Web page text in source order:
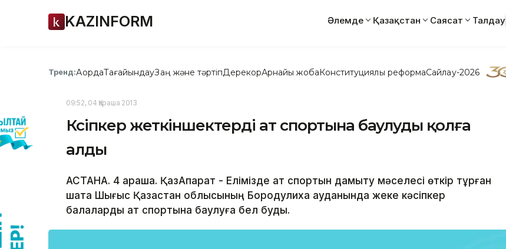
KAZINFORM Әлемде Қазақстан Саясат Талдау
Тренд:АқордаТағайындауЗаң және тәртіпДерекқорАрнайы жобаКонституциялық реформаСайлау-2026
09:52, 04 Қараша 2013
Кәсіпкер жеткіншектерді ат спортына баулуды қолға
алды
АСТАНА. 4 қараша. ҚазАқпарат - Елімізде ат спортын дамыту мәселесі өткір тұрған
шақта Шығыс Қазақстан облысының Бородулиха ауданында жеке кәсіпкер
балаларды ат спортына баулуға бел буды.